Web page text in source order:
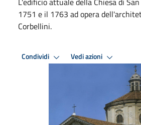
1751 e il 1763 ad opera
Corbellini.
Condividi Vedi azioni